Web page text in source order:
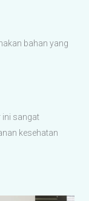
bahan yang
ini sangat
kesehatan